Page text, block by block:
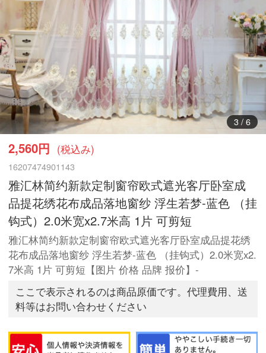
4/ 6
2,560円 (税込み)
16207474901143
雅汇林简约新款定制窗帘欧式遮光客厅卧室成
品提花绣花布成品落地窗纱 浮生若梦-蓝色 （挂
钩式）2.0米宽x2.7米高 1片 可剪短
雅汇林简约新款定制窗帘欧式遮光客厅卧室成品提花绣
花布成品落地窗纱 浮生若梦-蓝色 （挂钩式）2.0米宽x2.
7米高 1片 可剪短【图片 价格 品牌 报价】-
ここで表示されるのは商品原価です。代理費用、送
料等はお問い合わせください